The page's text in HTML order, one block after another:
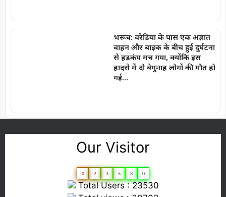
भरूच: वरेडिया के पास एक अज्ञात
वाहन और बाइक के बीच हुई दुर्घटना
से हड़कंप मच गया, क्योंकि इस
हादसे में दो बेगुनाह लोगों की मौत हो
गई…
Our Visitor
0 2 3 5 3 0
Total Users : 23530